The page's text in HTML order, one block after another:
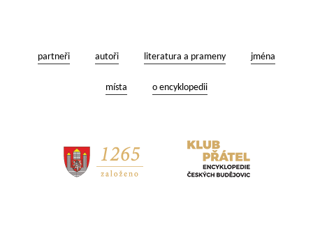
partneři autoři literatura a prameny jména
místa o encyklopedii